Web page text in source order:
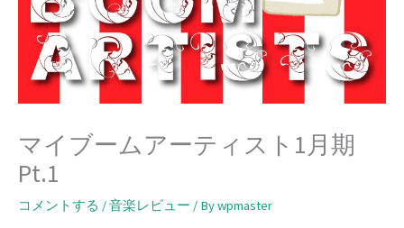
マイブームアーティスト1月期
Pt.1
コメントする /音楽レビュー / Bywpmaster